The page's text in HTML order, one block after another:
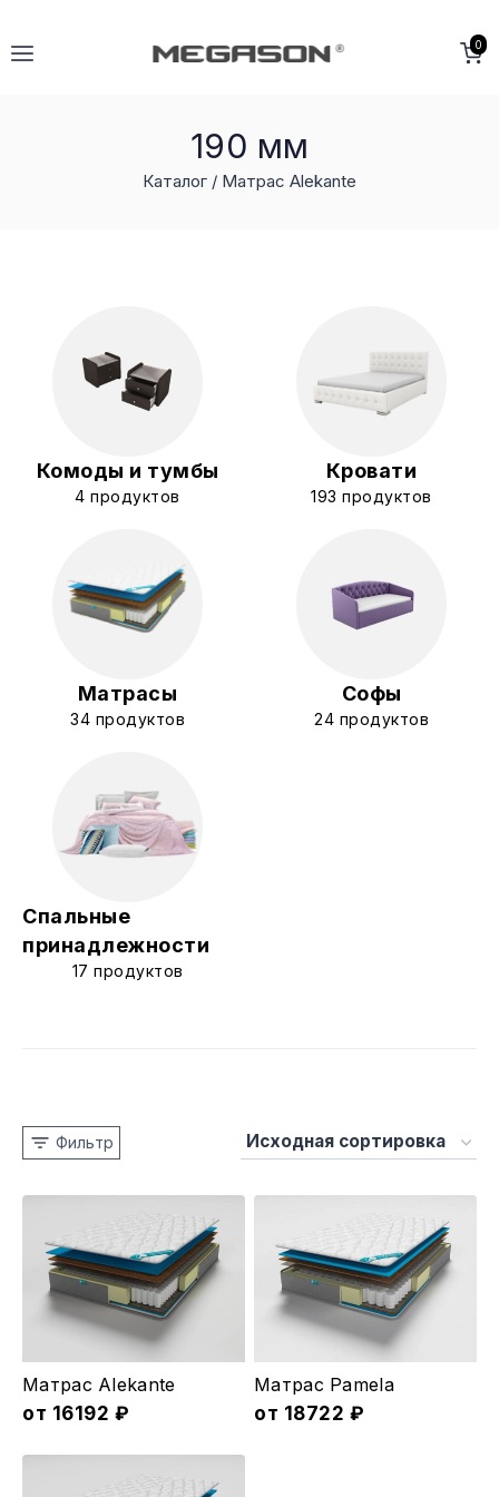
0
190 мм
Каталог / Матрас Alekante
Комоды и тумбы
4 продуктов
Кровати
193 продуктов
Матрасы
34 продуктов
Софы
24 продуктов
Спальные
принадлежности
17 продуктов
Фильтр
Этот
товар
Матрас Alekante
от 16192 ₽
Этот
товар
Матрас Pamela
от 18722 ₽